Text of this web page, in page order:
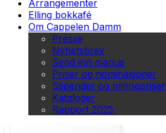
Arrangementer
Elling bokkafé
Om Cappelen Damm
Presse
Nyhetsbrev
Send inn manus
Priser og nominasjoner
Stipender og minnepriser
Kataloger
Rapport 2025